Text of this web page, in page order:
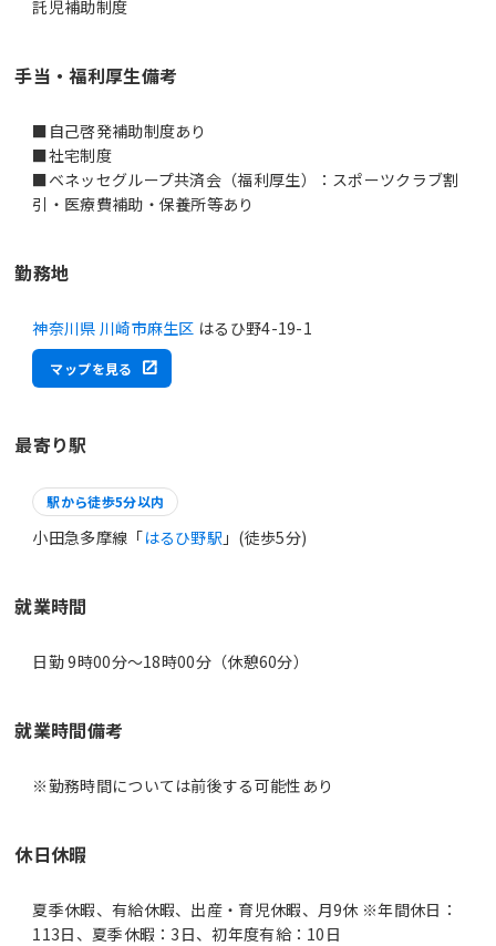
託児補助制度
手当・福利厚生備考
■自己啓発補助制度あり
■社宅制度
■ベネッセグループ共済会（福利厚生）：スポーツクラブ割
引・医療費補助・保養所等あり
勤務地
神奈川県 川崎市麻生区 はるひ野4-19-1
マップを見る
最寄り駅
駅から徒歩5分以内
小田急多摩線「はるひ野駅 」(徒歩5分)
就業時間
日勤 9時00分〜18時00分（休憩60分）
就業時間備考
休日休暇
夏季休暇、有給休暇、出産・育児休暇、月9休 ※年間休日：
113日、夏季休暇：3日、初年度有給：10日